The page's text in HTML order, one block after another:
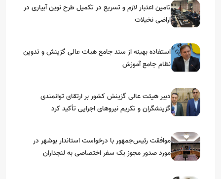
تامین اعتبار لازم و تسریع در تکمیل طرح نوین آبیاری در
اراضی نخیلات
استفاده بهینه از سند جامع هیات عالی گزینش و‌ تدوین
نظام جامع آموزش
دبیر هیئت عالی گزینش کشور بر ارتقای توانمندی
گزینشگران و تکریم نیروهای اجرایی تأکید کرد
موافقت رئیس‌جمهور با درخواست استاندار بوشهر در
مورد صدور مجوز یک سفر اختصاصی به لنجداران